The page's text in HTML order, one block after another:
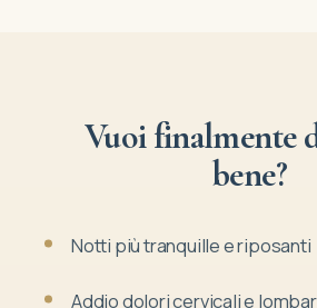
Vuoi finalmente
bene?
Notti più tranquille e riposanti
Addio dolori cervicali e